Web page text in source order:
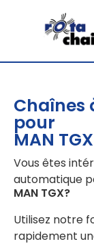
Chaînes
pour
MAN TGX
Vous êtes
automatique
MAN TGX?
Utilisez notre
rapidement